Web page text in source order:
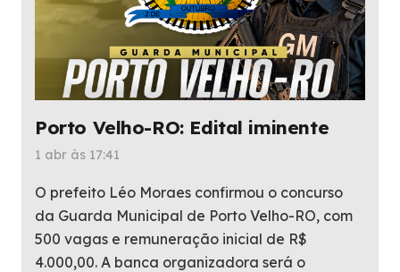
Porto Velho-RO: Edital iminente
1 abr às 17:41
O prefeito Léo Moraes confirmou o concurso
da Guarda Municipal de Porto Velho-RO, com
500 vagas e remuneração inicial de R$
4.000,00. A banca organizadora será o